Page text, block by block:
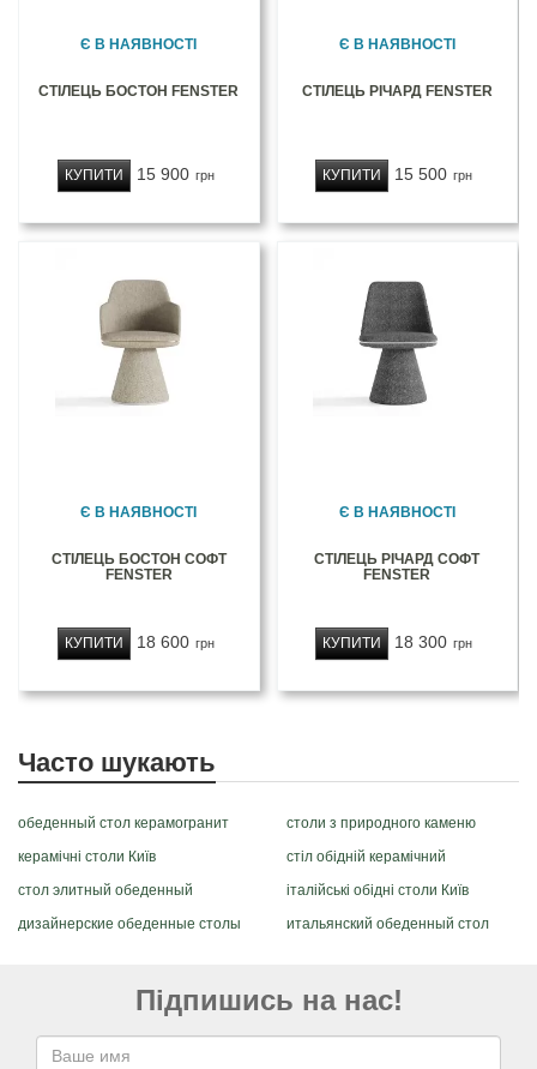
Є В НАЯВНОСТІ
СТІЛЕЦЬ БОСТОН FENSTER
15 900 грн
КУПИТИ
Є В НАЯВНОСТІ
СТІЛЕЦЬ РІЧАРД FENSTER
15 500 грн
КУПИТИ
Є В НАЯВНОСТІ
СТІЛЕЦЬ БОСТОН СОФТ
FENSTER
18 600 грн
КУПИТИ
Є В НАЯВНОСТІ
СТІЛЕЦЬ РІЧАРД СОФТ
FENSTER
18 300 грн
КУПИТИ
Часто шукають
обеденный стол керамогранит
столи з природного каменю
керамічні столи Київ
стіл обідній керамічний
стол элитный обеденный
італійські обідні столи Київ
дизайнерские обеденные столы
итальянский обеденный стол
Підпишись на нас!